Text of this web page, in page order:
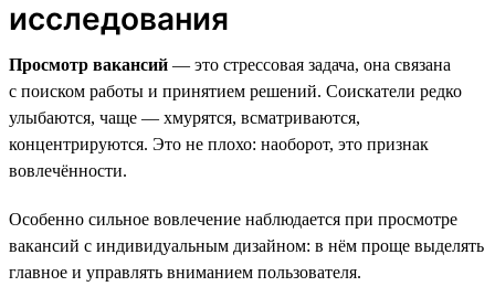
исследования
Просмотр вакансий — это стрессовая задача, она связана
с поиском работы и принятием решений. Соискатели редко
улыбаются, чаще — хмурятся, всматриваются,
концентрируются. Это не плохо: наоборот, это признак
вовлечённости.
Особенно сильное вовлечение наблюдается при просмотре
вакансий с индивидуальным дизайном: в нём проще выделять
главное и управлять вниманием пользователя.